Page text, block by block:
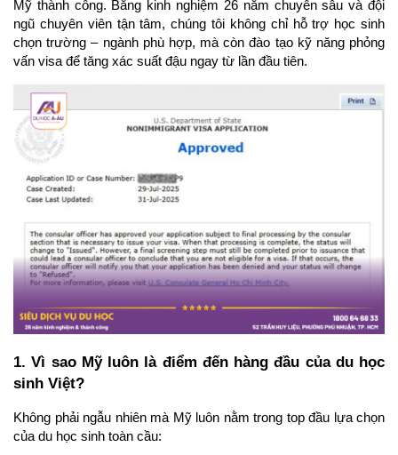
Mỹ thành công. Bằng kinh nghiệm 26 năm chuyên sâu và đội
ngũ chuyên viên tận tâm, chúng tôi không chỉ hỗ trợ học sinh
chọn trường – ngành phù hợp, mà còn đào tạo kỹ năng phỏng
vấn visa để tăng xác suất đậu ngay từ lần đầu tiên.
1. Vì sao Mỹ luôn là điểm đến hàng đầu của du học
sinh Việt?
Không phải ngẫu nhiên mà Mỹ luôn nằm trong top đầu lựa chọn
của du học sinh toàn cầu: